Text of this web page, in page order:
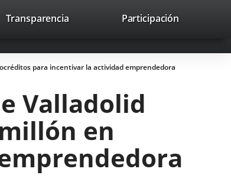
Link
external
application.
Link
external
application.
Link
external
application.
Search
Transparencia Participación
para incentivar la actividad emprendedora
Valladolid
en